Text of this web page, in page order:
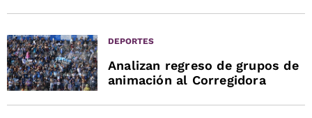
DEPORTES
Analizan regreso de grupos de
animación al Corregidora